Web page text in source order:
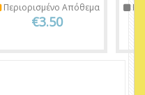
Περιορισμένο Απόθεμα
€3.50